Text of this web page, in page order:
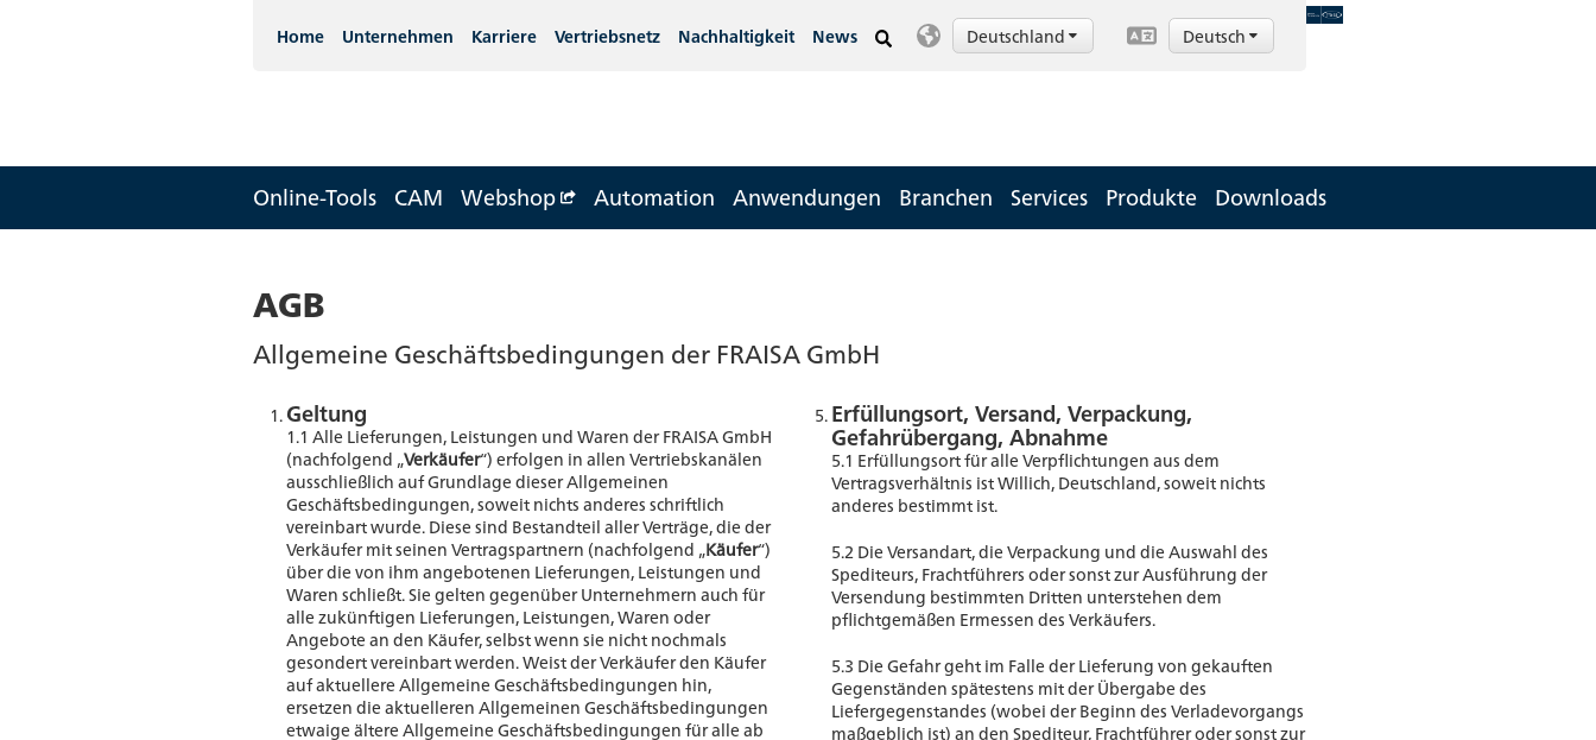
Home Unternehmen Karriere Vertriebsnetz Nachhaltigkeit News Deutschland Deutsch
Online-Tools CAM Webshop Automation Anwendungen Branchen Services Produkte Downloads
AGB
Allgemeine Geschäftsbedingungen der FRAISA GmbH
Geltung
1.1 Alle Lieferungen, Leistungen und Waren der FRAISA GmbH
(nachfolgend „Verkäufer“) erfolgen in allen Vertriebskanälen
ausschließlich auf Grundlage dieser Allgemeinen
Geschäftsbedingungen, soweit nichts anderes schriftlich
vereinbart wurde. Diese sind Bestandteil aller Verträge, die der
Verkäufer mit seinen Vertragspartnern (nachfolgend „Käufer“)
über die von ihm angebotenen Lieferungen, Leistungen und
Waren schließt. Sie gelten gegenüber Unternehmern auch für
alle zukünftigen Lieferungen, Leistungen, Waren oder
Angebote an den Käufer, selbst wenn sie nicht nochmals
gesondert vereinbart werden. Weist der Verkäufer den Käufer
auf aktuellere Allgemeine Geschäftsbedingungen hin,
ersetzen die aktuelleren Allgemeinen Geschäftsbedingungen
etwaige ältere Allgemeine Geschäftsbedingungen für alle ab
Erfüllungsort, Versand, Verpackung,
Gefahrübergang, Abnahme
5.1 Erfüllungsort für alle Verpflichtungen aus dem
Vertragsverhältnis ist Willich, Deutschland, soweit nichts
anderes bestimmt ist.
5.2 Die Versandart, die Verpackung und die Auswahl des
Spediteurs, Frachtführers oder sonst zur Ausführung der
Versendung bestimmten Dritten unterstehen dem
pflichtgemäßen Ermessen des Verkäufers.
5.3 Die Gefahr geht im Falle der Lieferung von gekauften
Gegenständen spätestens mit der Übergabe des
Liefergegenstandes (wobei der Beginn des Verladevorgangs
maßgeblich ist) an den Spediteur, Frachtführer oder sonst zur